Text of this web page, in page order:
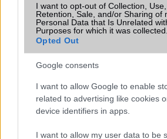
I want to opt-out of Collection, Use,
Retention, Sale, and/or Sharing of
Personal Data that Is Unrelated
Purposes for which it was collected.
Opted Out
Google consents
I want to allow Google to enable
related to advertising like cookies
device identifiers in apps.
I want to allow my user data to be
Xiaomi
ZTE
Mennyibe kerül